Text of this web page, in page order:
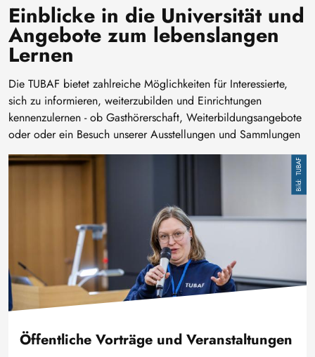
Einblicke in die Universität und
Angebote zum lebenslangen
Lernen
Die TUBAF bietet zahlreiche Möglichkeiten für Interessierte,
sich zu informieren, weiterzubilden und Einrichtungen
kennenzulernen - ob Gasthörerschaft, Weiterbildungsangebote
oder oder ein Besuch unserer Ausstellungen und Sammlungen
Bild
TUBAF
Öffentliche Vorträge und Veranstaltungen